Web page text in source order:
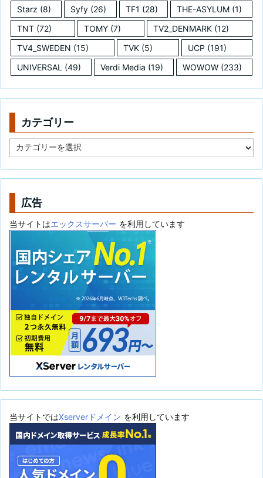
Starz (8) Syfy(26) TF1 (28) THE-ASYLUM (1)
TNT (72) TOMY (7) TV2_DENMARK (12)
TV4_SWEDEN (15) TVK (5) UCP (191)
UNIVERSAL (49) Verdi Media (19) WOWOW (233)
カテゴリー
テ
リ
広告
当サイトはエックスサーバー を利用しています
当サイトではXserverドメイン を利用しています